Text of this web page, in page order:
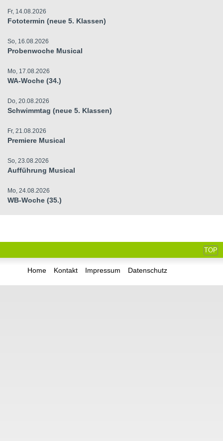
Fr, 14.08.2026
Fototermin (neue 5. Klassen)
So, 16.08.2026
Probenwoche Musical
Mo, 17.08.2026
WA-Woche (34.)
Do, 20.08.2026
Schwimmtag (neue 5. Klassen)
Fr, 21.08.2026
Premiere Musical
So, 23.08.2026
Aufführung Musical
Mo, 24.08.2026
WB-Woche (35.)
TOP
Home Kontakt Impressum Datenschutz